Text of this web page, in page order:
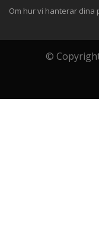
Om hur vi hanterar dina
©